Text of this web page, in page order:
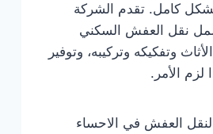
بشكل كامل. تقدم الشركة
نقل العفش السكني
وتفكيكه وتركيبه، وتوفير
لزم الأمر.
لنقل العفش في الاحساء